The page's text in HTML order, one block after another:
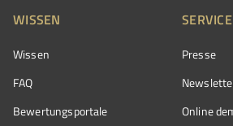
WISSEN
Wissen
FAQ
Bewertungsportale
SERVICE
Presse
Online